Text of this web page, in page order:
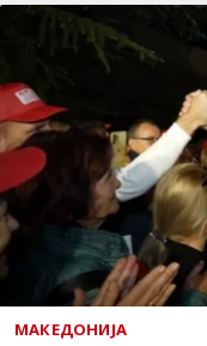
МАКЕДОНИЈА